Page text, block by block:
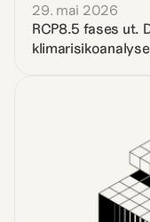
29. mai 2026
RCP8.5 fases ut.